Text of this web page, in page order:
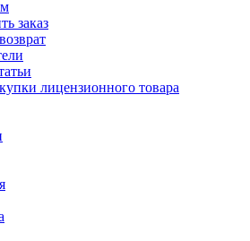
заказ
лицензионного товара